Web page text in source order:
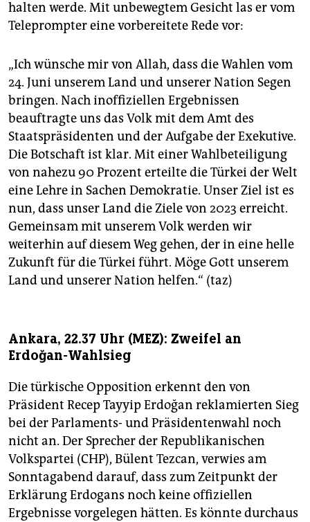
halten werde. Mit unbewegtem Gesicht las er vom
Teleprompter eine vorbereitete Rede vor:
„Ich wünsche mir von Allah, dass die Wahlen vom
24. Juni unserem Land und unserer Nation Segen
bringen. Nach inoffiziellen Ergebnissen
beauftragte uns das Volk mit dem Amt des
Staatspräsidenten und der Aufgabe der Exekutive.
Die Botschaft ist klar. Mit einer Wahlbeteiligung
von nahezu 90 Prozent erteilte die Türkei der Welt
eine Lehre in Sachen Demokratie. Unser Ziel ist es
nun, dass unser Land die Ziele von 2023 erreicht.
Gemeinsam mit unserem Volk werden wir
weiterhin auf diesem Weg gehen, der in eine helle
Zukunft für die Türkei führt. Möge Gott unserem
Land und unserer Nation helfen.“ (taz)
Ankara, 22.37 Uhr (MEZ): Zweifel an
Erdoğan-Wahlsieg
Die türkische Opposition erkennt den von
Präsident Recep Tayyip Erdoğan reklamierten Sieg
bei der Parlaments- und Präsidentenwahl noch
nicht an. Der Sprecher der Republikanischen
Volkspartei (CHP), Bülent Tezcan, verwies am
Sonntagabend darauf, dass zum Zeitpunkt der
Erklärung Erdogans noch keine offiziellen
Ergebnisse vorgelegen hätten. Es könnte durchaus